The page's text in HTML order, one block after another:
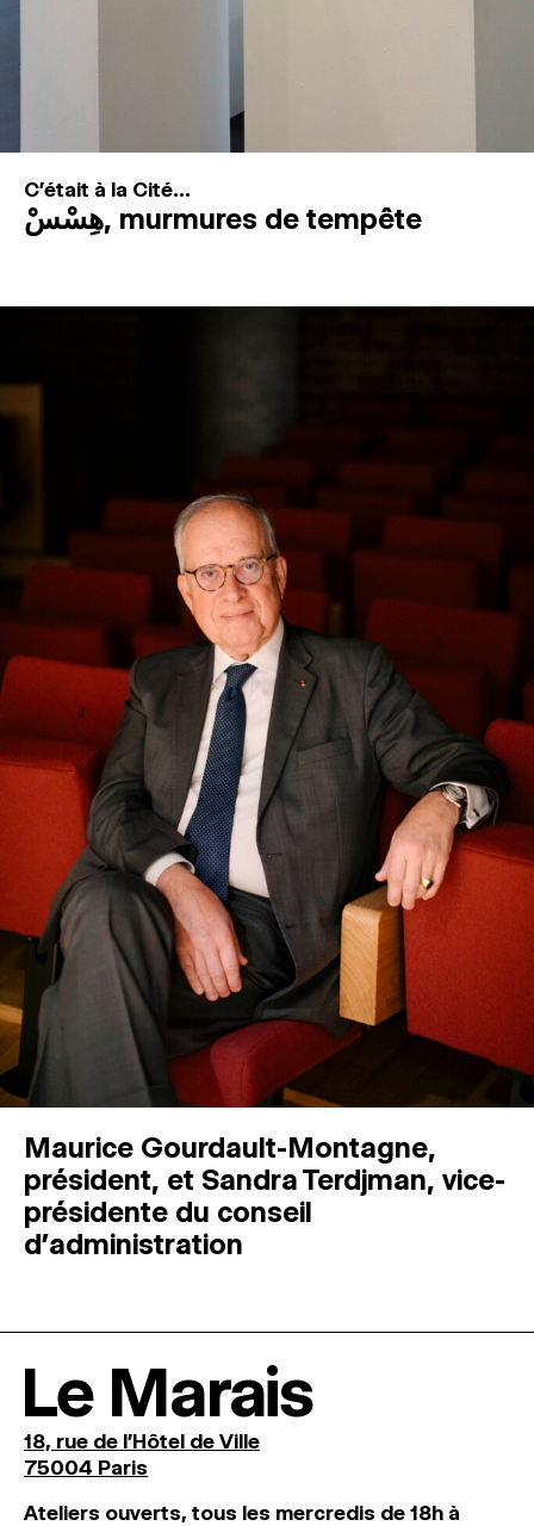
C'était à la Cité...
هِسْسْ, murmures de tempête
Maurice Gourdault-Montagne,
président, et Sandra Terdjman, vice-
présidente du conseil
d’administration
Le Marais
18, rue de l'Hôtel de Ville
75004 Paris
Ateliers ouverts, tous les mercredis de 18h à